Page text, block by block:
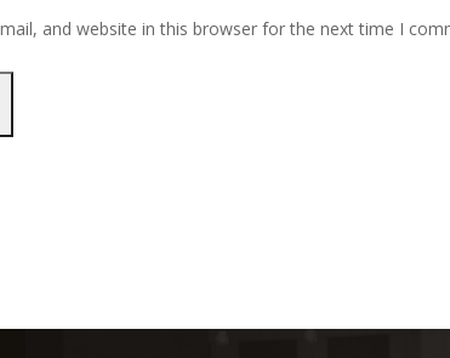
and website in this browser for the next time I